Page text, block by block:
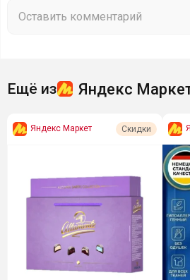
Ещё из Яндекс
Яндекс Маркет Скидки